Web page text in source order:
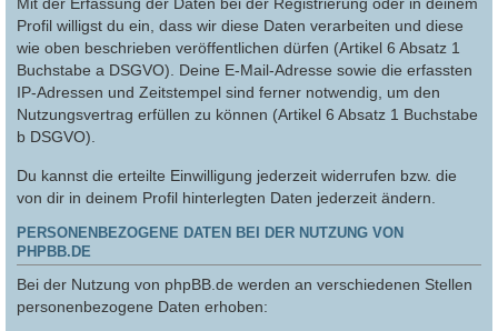
Mit der Erfassung der Daten bei der Registrierung oder in deinem
Profil willigst du ein, dass wir diese Daten verarbeiten und diese
wie oben beschrieben veröffentlichen dürfen (Artikel 6 Absatz 1
Buchstabe a DSGVO). Deine E-Mail-Adresse sowie die erfassten
IP-Adressen und Zeitstempel sind ferner notwendig, um den
Nutzungsvertrag erfüllen zu können (Artikel 6 Absatz 1 Buchstabe
b DSGVO).
Du kannst die erteilte Einwilligung jederzeit widerrufen bzw. die
von dir in deinem Profil hinterlegten Daten jederzeit ändern.
PERSONENBEZOGENE DATEN BEI DER NUTZUNG VON
PHPBB.DE
Bei der Nutzung von phpBB.de werden an verschiedenen Stellen
personenbezogene Daten erhoben: